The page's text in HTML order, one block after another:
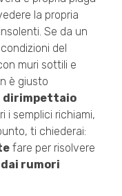
la propria
Se da un
del
muri sottili e
è giusto
dirimpettaio
i semplici richiami,
ti chiederai:
fare per risolvere
rumori